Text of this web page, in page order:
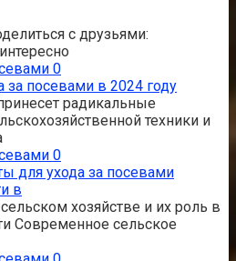
с друзьями:
0
за посевами в 2024 году
радикальные
техники и
0
для ухода за посевами
в
хозяйстве и их роль в
Современное сельское